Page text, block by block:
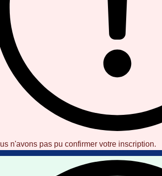
n'avons pas pu confirmer votre inscription.